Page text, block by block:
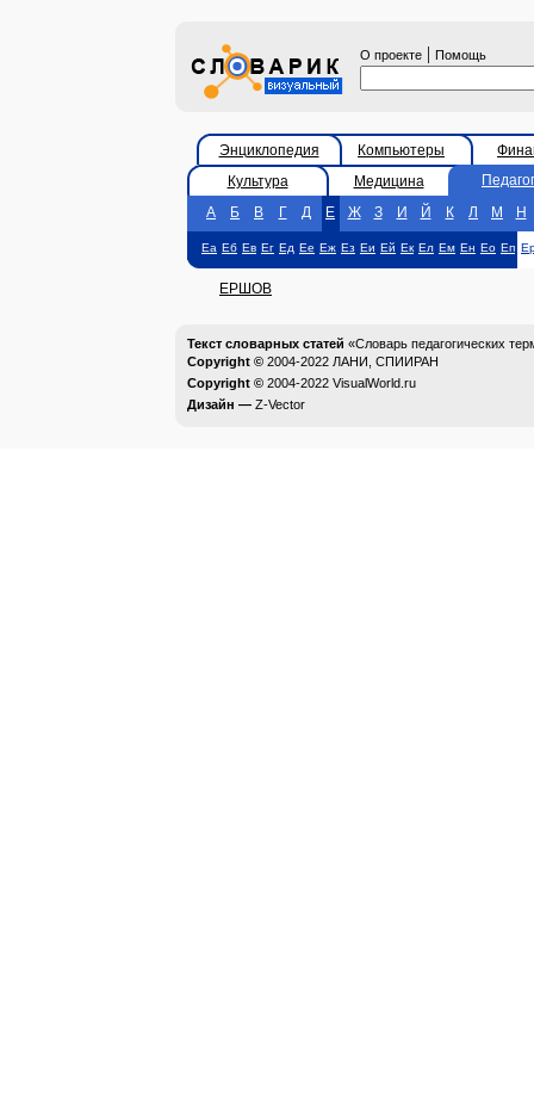
О проекте | Помощь
Энциклопедия Компьютеры
Культура
Медицина
А
Б В Г Д Е Ж З И Й К Л М Н
Еа Еб Ев Ег Ед Ее Еж Ез Еи Ей Ек Ел Ем Ен Ео Еп
ЕРШОВ
Текст словарных статей «Словарь педагогических
Copyright © 2004-2022 ЛАНИ, СПИИРАН
Copyright © 2004-2022 VisualWorld.ru
Дизайн — Z-Vector